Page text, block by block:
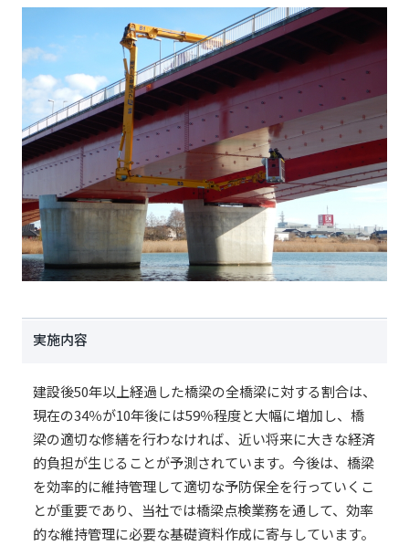
実施内容
建設後50年以上経過した橋梁の全橋梁に対する割合は、
現在の34％が10年後には59％程度と大幅に増加し、橋
梁の適切な修繕を行わなければ、近い将来に大きな経済
的負担が生じることが予測されています。今後は、橋梁
を効率的に維持管理して適切な予防保全を行っていくこ
とが重要であり、当社では橋梁点検業務を通して、効率
的な維持管理に必要な基礎資料作成に寄与しています。